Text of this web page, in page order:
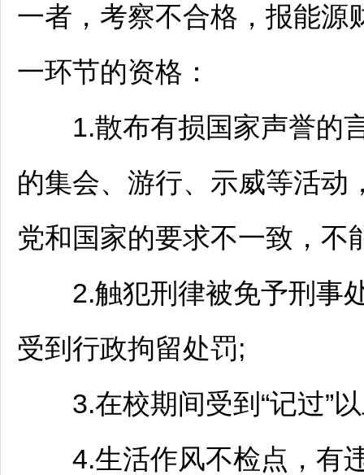
一者，考察不合格，报能源
一环节的资格：
1.散布有损国家声誉的言
的集会、游行、示威等活动
党和国家的要求不一致，不
2.触犯刑律被免予刑事处
受到行政拘留处罚;
3.在校期间受到“记过”以
4.生活作风不检点，有违